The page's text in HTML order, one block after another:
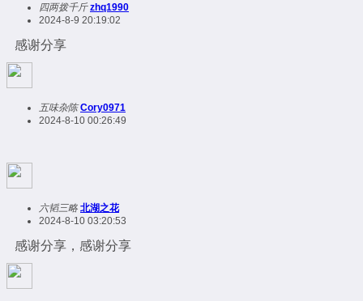
四两拨千斤 zhq1990
2024-8-9 20:19:02
感谢分享
五味杂陈 Cory0971
2024-8-10 00:26:49
六韬三略 北湖之花
2024-8-10 03:20:53
感谢分享，感谢分享